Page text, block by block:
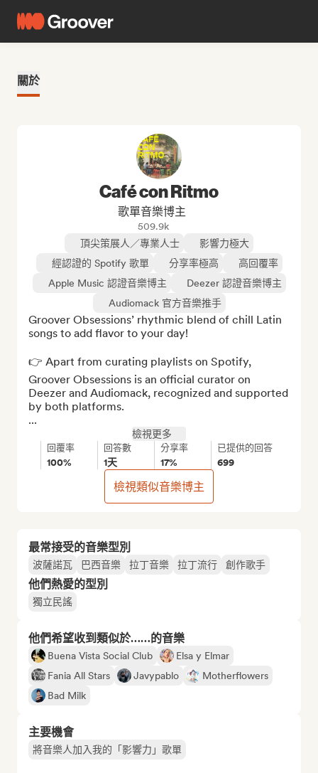
關於
最常接受的音樂型別
波薩諾瓦 巴西音樂 拉丁音樂 拉丁流行 創作歌手
他們熱愛的型別
獨立民謠
他們希望收到類似於……的音樂
Buena Vista Social Club
Elsa y Elmar
Fania All Stars
Javypablo
Motherflowers
Bad Milk
主要機會
將音樂人加入我的「影響力」歌單
Café con Ritmo
歌單音樂博主
509.9k
頂尖策展人／專業人士
影響力極大
經認證的 Spotify 歌單
分享率極高
高回覆率
Apple Music 認證音樂博主
Deezer 認證音樂博主
Audiomack 官方音樂推手
Groover Obsessions’ rhythmic blend of chill Latin
songs to add flavor to your day!
👉 Apart from curating playlists on Spotify,
Groover Obsessions is an official curator on
Deezer and Audiomack, recognized and supported
by both platforms.
...
檢視更多
回覆率
100%
回答數
1天
分享率
17%
已提供的回答
699
檢視類似音樂博主